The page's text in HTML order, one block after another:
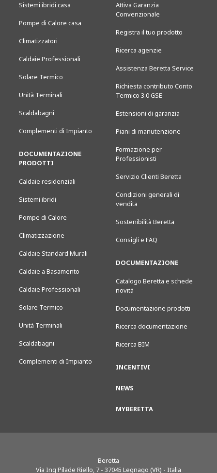
Sistemi ibridi casa
Pompe di Calore casa
Climatizzatori
Caldaie Professionali
Solare Termico
Unità Terminali
Scaldabagni
Complementi di Impianto
DOCUMENTAZIONE
PRODOTTI
Caldaie residenziali
Sistemi ibridi
Pompe di Calore
Climatizzazione
Caldaie Standard Murali
Caldaie a Basamento
Caldaie Professionali
Solare Termico
Unità Terminali
Scaldabagni
Complementi di Impianto
Attiva Garanzia
Convenzionale
Registra il tuo prodotto
Ricerca agenzie
Assistenza Beretta Service
Richiesta contributo Conto
Termico 3.0 GSE
Estensioni di garanzia
Piani di manutenzione
Formazione per
Professionisti
Servizio Clienti Beretta
Condizioni generali di
vendita
Sostenibilità Beretta
Consigli e FAQ
DOCUMENTAZIONE
Catalogo Beretta e schede
novità
Documentazione prodotti
Ricerca documentazione
Ricerca BIM
INCENTIVI
NEWS
MYBERETTA
Beretta
Via Ing Pilade Riello, 7 - 37045 Legnago (VR) - Italia